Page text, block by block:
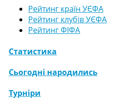
Рейтинг країн УЄФА
Рейтинг клубів УЄФА
Рейтинг ФІФА
Статистика
Сьогодні народились
Турніри